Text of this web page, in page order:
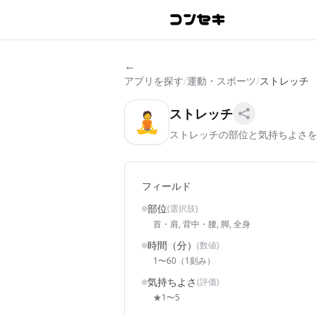
←
アプリを探す/運動・スポーツ/ストレッチ
🧘 ストレッチ
ストレッチの部位と気持ちよさ
フィールド
部位(選択肢)
首・肩, 背中・腰, 脚, 全身
時間（分） (数値)
1〜60（1刻み）
気持ちよさ(評価)
★1〜5